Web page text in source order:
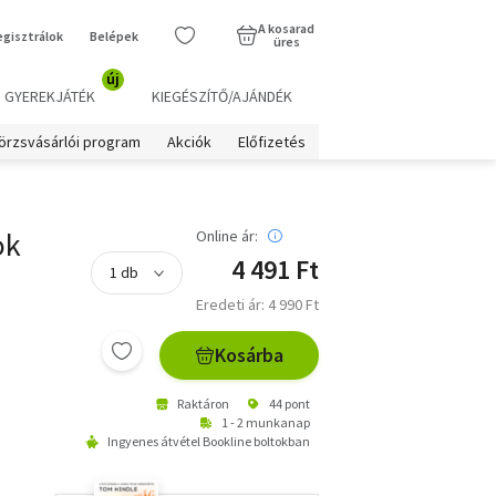
Belépek
A kosarad
üres
GYEREKJÁTÉK
új
KIEGÉSZÍTŐ/AJÁNDÉK
program Akciók Előfizetés
Online ár:
4 491 Ft
Eredeti ár: 4 990 Ft
Kosárba
Raktáron
44 pont
1 - 2 munkanap
Ingyenes átvétel Bookline boltokban